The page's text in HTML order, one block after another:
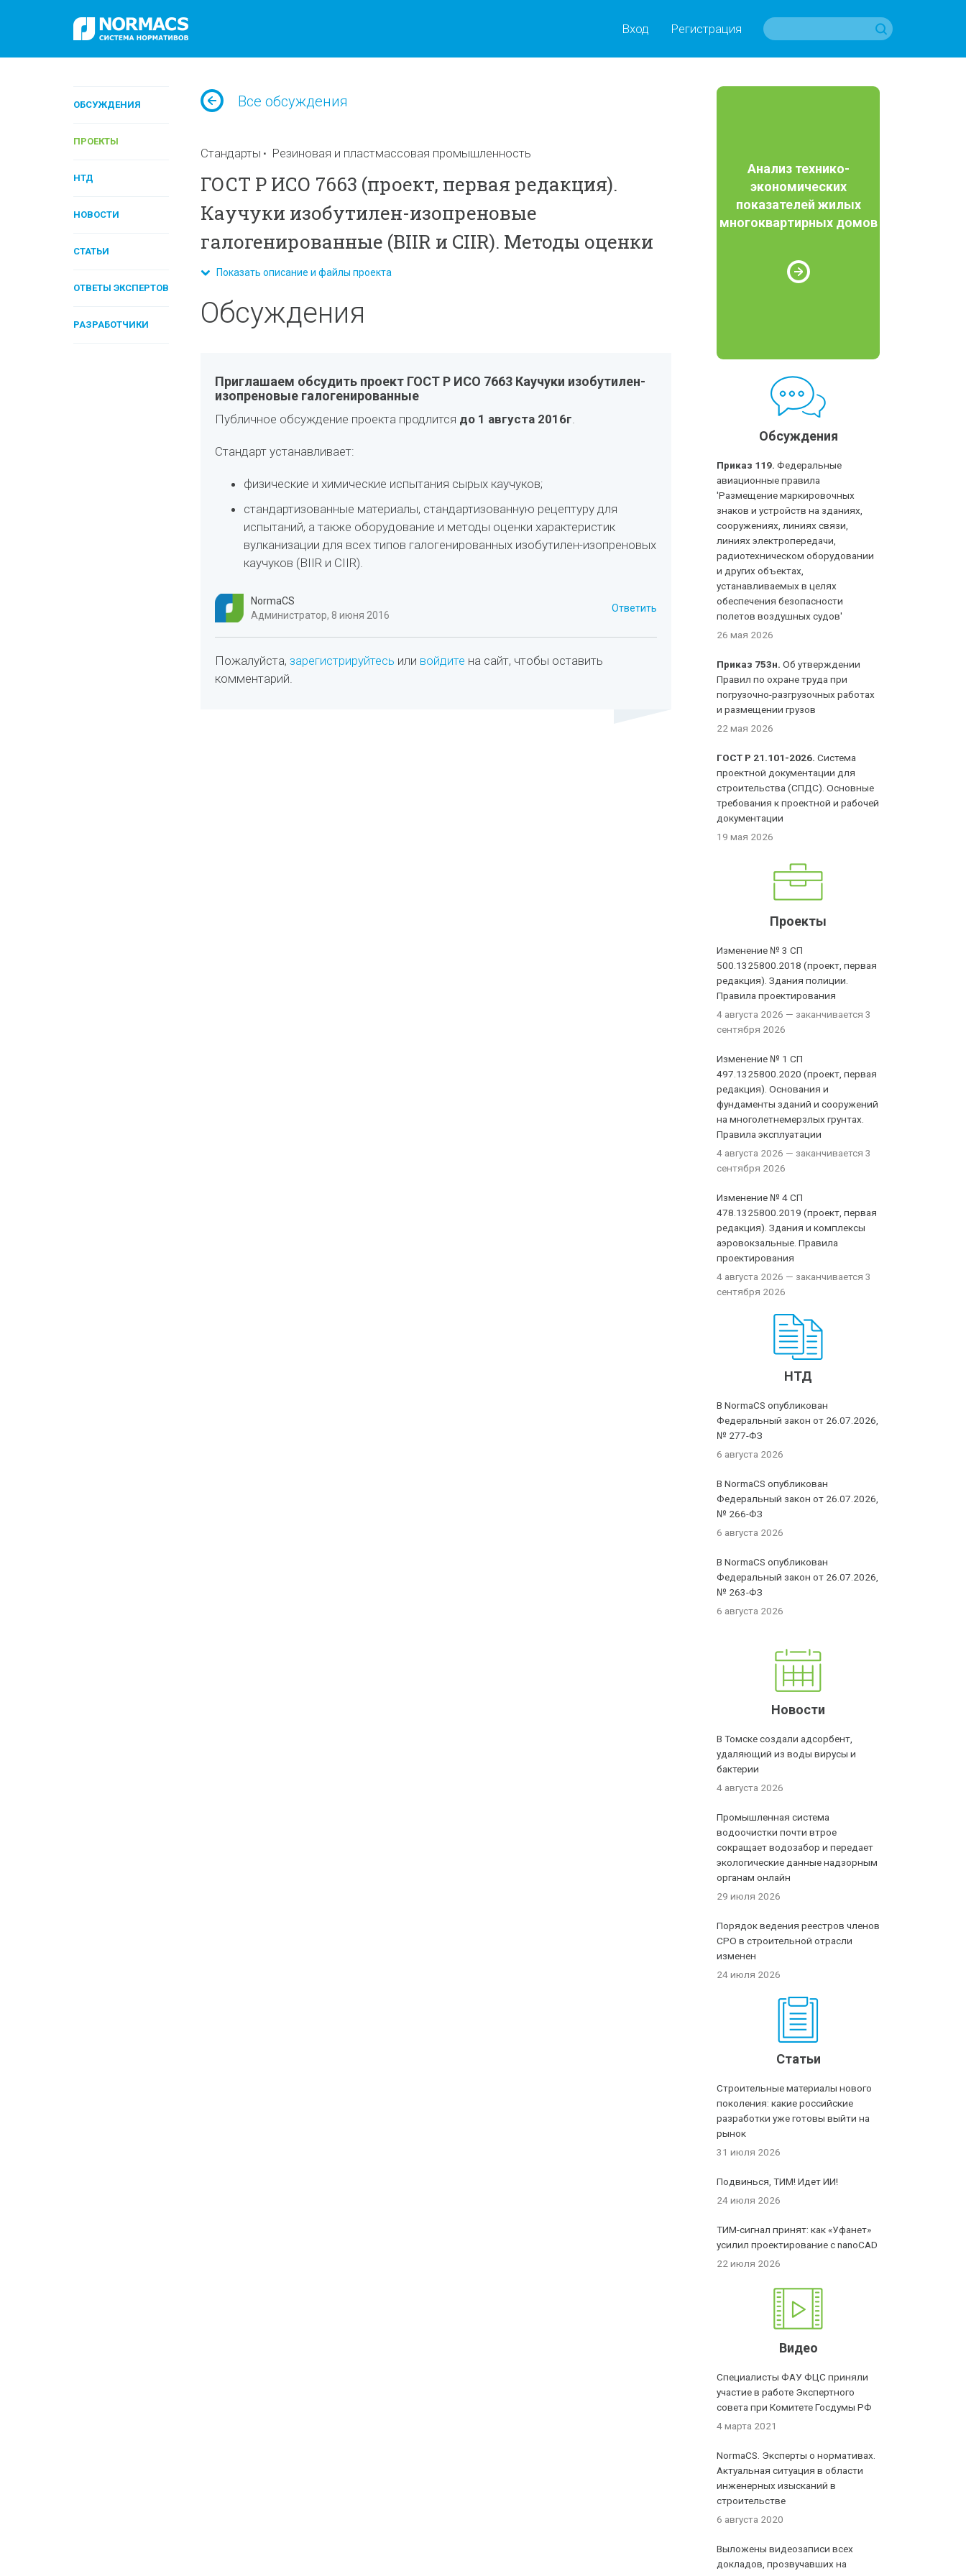
Вход Регистрация
ОБСУЖДЕНИЯ
ПРОЕКТЫ
НТД
НОВОСТИ
СТАТЬИ
ОТВЕТЫ ЭКСПЕРТОВ
РАЗРАБОТЧИКИ
Все обсуждения
Стандарты Резиновая и пластмассовая промышленность
ГОСТ Р ИСО 7663 (проект, первая редакция).
Каучуки изобутилен-изопреновые
галогенированные (BIIR и CIIR). Методы оценки
Показать описание и файлы проекта
Обсуждения
Приглашаем обсудить проект ГОСТ Р ИСО 7663 Каучуки изобутилен-
изопреновые галогенированные
Публичное обсуждение проекта продлится до 1 августа 2016г.
Стандарт устанавливает:
физические и химические испытания сырых каучуков;
стандартизованные материалы, стандартизованную рецептуру для
испытаний, а также оборудование и методы оценки характеристик
вулканизации для всех типов галогенированных изобутилен-изопреновых
каучуков (BIIR и CIIR).
NormaCS
Администратор, 8 июня 2016
Ответить
Пожалуйста, зарегистрируйтесь или войдите на сайт, чтобы оставить
комментарий.
Анализ технико-
экономических
показателей жилых
многоквартирных домов
Обсуждения
Приказ 119. Федеральные
авиационные правила
'Размещение маркировочных
знаков и устройств на зданиях,
сооружениях, линиях связи,
линиях электропередачи,
радиотехническом оборудовании
и других объектах,
устанавливаемых в целях
обеспечения безопасности
полетов воздушных судов'
26 мая 2026
Приказ 753н. Об утверждении
Правил по охране труда при
погрузочно-разгрузочных работах
и размещении грузов
22 мая 2026
ГОСТ Р 21.101-2026. Система
проектной документации для
строительства (СПДС). Основные
требования к проектной и рабочей
документации
19 мая 2026
Проекты
Изменение № 3 СП
500.1325800.2018 (проект, первая
редакция). Здания полиции.
Правила проектирования
4 августа 2026 — заканчивается 3
сентября 2026
Изменение № 1 СП
497.1325800.2020 (проект, первая
редакция). Основания и
фундаменты зданий и сооружений
на многолетнемерзлых грунтах.
Правила эксплуатации
4 августа 2026 — заканчивается 3
сентября 2026
Изменение № 4 СП
478.1325800.2019 (проект, первая
редакция). Здания и комплексы
аэровокзальные. Правила
проектирования
4 августа 2026 — заканчивается 3
сентября 2026
НТД
В NormaCS опубликован
Федеральный закон от 26.07.2026,
№ 277-ФЗ
6 августа 2026
В NormaCS опубликован
Федеральный закон от 26.07.2026,
№ 266-ФЗ
6 августа 2026
В NormaCS опубликован
Федеральный закон от 26.07.2026,
№ 263-ФЗ
6 августа 2026
Новости
В Томске создали адсорбент,
удаляющий из воды вирусы и
бактерии
4 августа 2026
Промышленная система
водоочистки почти втрое
сокращает водозабор и передает
экологические данные надзорным
органам онлайн
29 июля 2026
Порядок ведения реестров членов
СРО в строительной отрасли
изменен
24 июля 2026
Статьи
Строительные материалы нового
поколения: какие российские
разработки уже готовы выйти на
рынок
31 июля 2026
Подвинься, ТИМ! Идет ИИ!
24 июля 2026
ТИМ-сигнал принят: как «Уфанет»
усилил проектирование с nanoCAD
22 июля 2026
Видео
Специалисты ФАУ ФЦС приняли
участие в работе Экспертного
совета при Комитете Госдумы РФ
4 марта 2021
NormaCS. Эксперты о нормативах.
Актуальная ситуация в области
инженерных изысканий в
строительстве
6 августа 2020
Выложены видеозаписи всех
докладов, прозвучавших на